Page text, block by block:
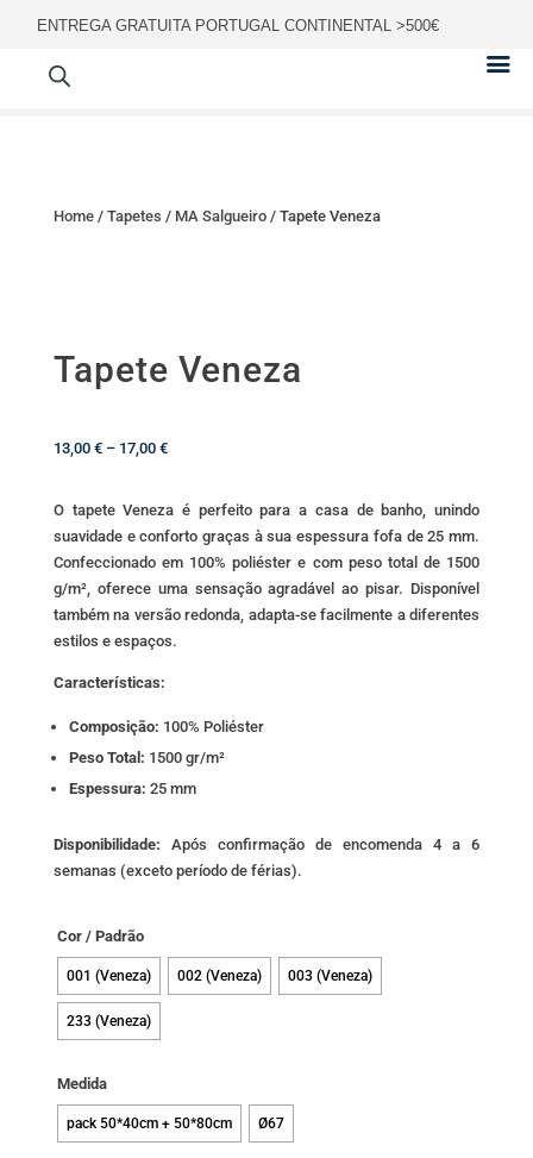
ENTREGA GRATUITA PORTUGAL CONTINENTAL >500€
Home/ Tapetes / MA Salgueiro/ Tapete Veneza
Tapete Veneza
13,00 € – 17,00 €Price
13,00 €
through
O tapete Veneza é perfeito para a casa de banho, unindo
suavidade e conforto graças à sua espessura fofa de 25 mm.
Confeccionado em 100% poliéster e com peso total de 1500
g/m², oferece uma sensação agradável ao pisar. Disponível
também na versão redonda, adapta-se facilmente a diferentes
estilos e espaços.
Características:
Composição: 100% Poliéster
Peso Total: 1500 gr/m²
Espessura: 25 mm
Disponibilidade: Após confirmação de encomenda 4 a 6
semanas (exceto período de férias).
Cor / Padrão
001 (Veneza) 002 (Veneza) 003 (Veneza)
233 (Veneza)
Medida
pack 50*40cm + 50*80cm Ø67